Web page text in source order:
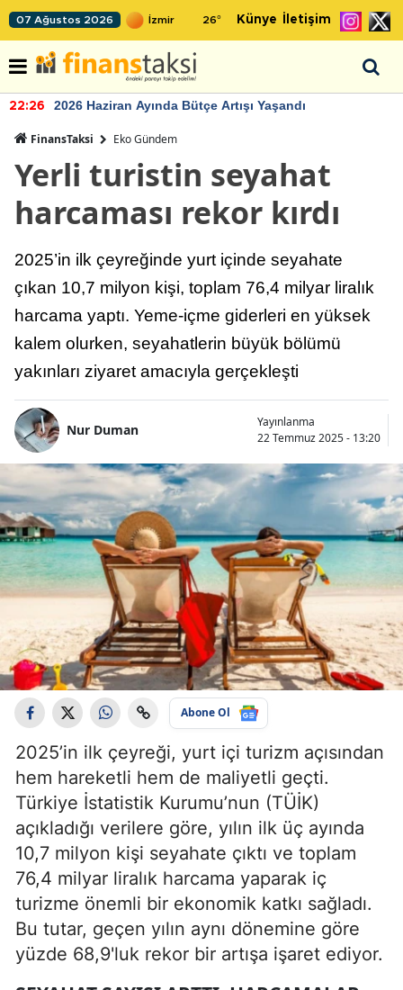
07 Ağustos 2026 26° Künye İletişim
22:26 2026 Haziran Ayında Bütçe Artışı Yaşandı
FinansTaksi Eko Gündem
Yerli turistin seyahat
harcaması rekor kırdı
2025’in ilk çeyreğinde yurt içinde seyahate
çıkan 10,7 milyon kişi, toplam 76,4 milyar liralık
harcama yaptı. Yeme-içme giderleri en yüksek
kalem olurken, seyahatlerin büyük bölümü
yakınları ziyaret amacıyla gerçekleşti
Nur Duman
Yayınlanma
22 Temmuz 2025 - 13:20
Abone Ol
2025’in ilk çeyreği, yurt içi turizm açısından
hem hareketli hem de maliyetli geçti.
Türkiye İstatistik Kurumu’nun (TÜİK)
açıkladığı verilere göre, yılın ilk üç ayında
10,7 milyon kişi seyahate çıktı ve toplam
76,4 milyar liralık harcama yaparak iç
turizme önemli bir ekonomik katkı sağladı.
Bu tutar, geçen yılın aynı dönemine göre
yüzde 68,9'luk rekor bir artışa işaret ediyor.